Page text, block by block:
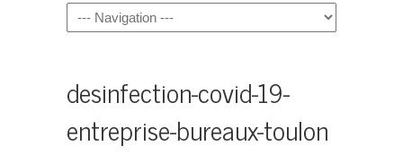
desinfection-covid-19-
entreprise-bureaux-toulon